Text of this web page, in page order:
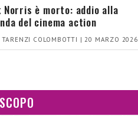
Norris è morto: addio alla
del cinema action
COLOMBOTTI | 20 MARZO 2026